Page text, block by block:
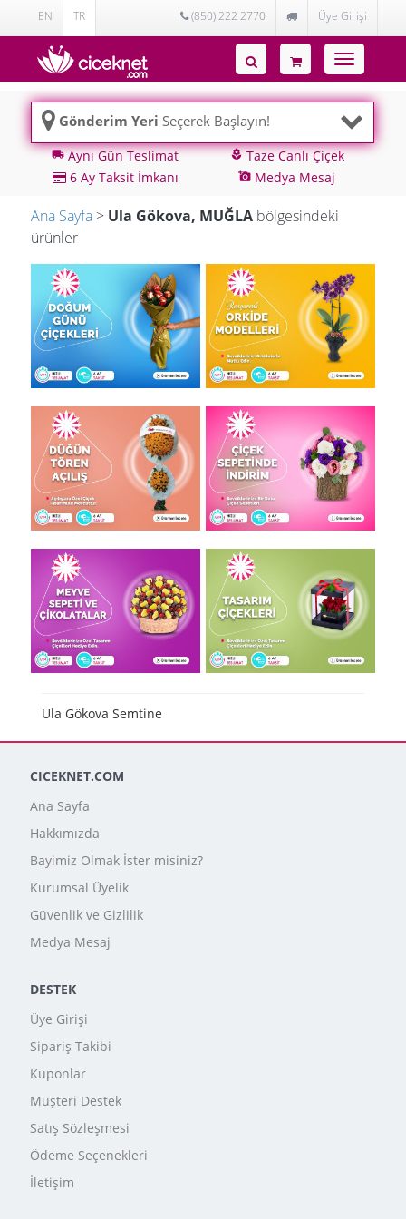
EN TR (850) 222 2770 Üye Girişi
Toggle
navigation
Gönderim Yeri Seçerek Başlayın!
local_shippingAynı Gün Teslimat local_floristTaze Canlı Çiçek
6 Ay Taksit İmkanı
add_a_photo Medya Mesaj
Ana Sayfa > Ula Gökova, MUĞLA bölgesindeki
ürünler
Ula Gökova Semtine
CICEKNET.COM
Ana Sayfa
Hakkımızda
Bayimiz Olmak İster misiniz?
Kurumsal Üyelik
Güvenlik ve Gizlilik
Medya Mesaj
DESTEK
Üye Girişi
Sipariş Takibi
Kuponlar
Müşteri Destek
Satış Sözleşmesi
Ödeme Seçenekleri
İletişim